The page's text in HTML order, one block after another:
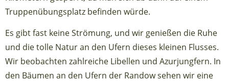
Truppenübungsplatz befinden würde.
Es gibt fast keine Strömung, und wir genießen die Ruhe
und die tolle Natur an den Ufern dieses kleinen Flusses.
Wir beobachten zahlreiche Libellen und Azurjungfern. In
den Bäumen an den Ufern der Randow sehen wir eine